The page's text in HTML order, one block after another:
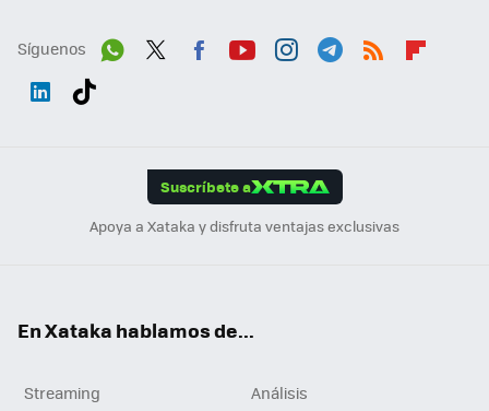
Síguenos
Suscríbete a
Apoya a Xataka y disfruta ventajas exclusivas
En Xataka hablamos de...
Streaming
Análisis